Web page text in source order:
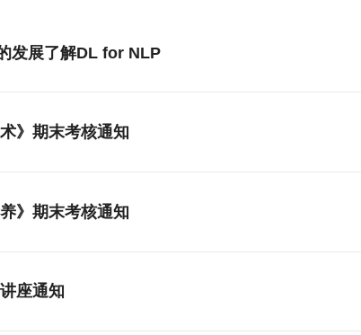
发展了解DL for NLP
》期末考核通知
》期末考核通知
座通知